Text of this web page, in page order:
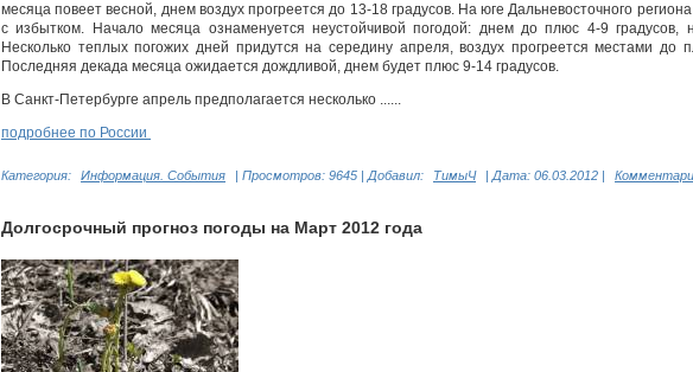
месяца повеет весной, днем воздух прогреется до 13-18 градусов. На юге Дальневосточного
с избытком. Начало месяца ознаменуется неустойчивой погодой: днем до плюс 4-9 градусов,
Несколько теплых погожих дней придутся на середину апреля, воздух прогреется местами до
Последняя декада месяца ожидается дождливой, днем будет плюс 9-14 градусов.
В Санкт-Петербурге апрель предполагается несколько ......
подробнее по России
Категория: Информация. События | Просмотров: 9645 | Добавил: ТимыЧ | Дата: 06.03.2012 |
Долгосрочный прогноз погоды на Март 2012 года